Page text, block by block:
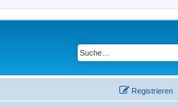
Registrieren